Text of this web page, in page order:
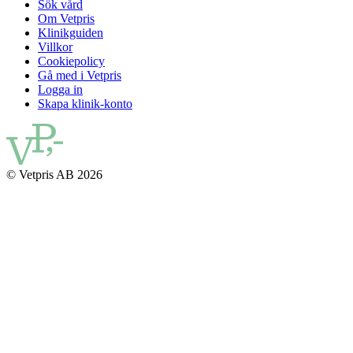
Sök vård
Om Vetpris
Klinikguiden
Villkor
Cookiepolicy
Gå med i Vetpris
Logga in
Skapa klinik-konto
© Vetpris AB 2026